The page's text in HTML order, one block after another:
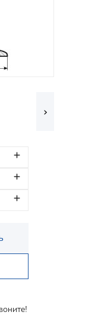
›